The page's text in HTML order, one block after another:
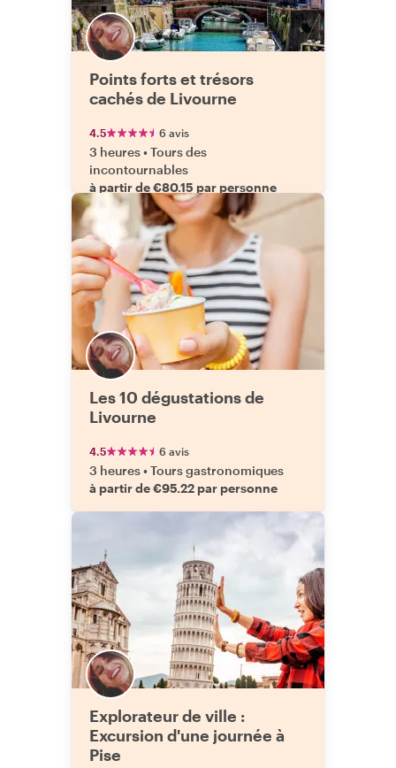
Points forts et trésors
cachés de Livourne
4.5 6 avis
3 heures•Tours des
incontournables
à partir de €80.15 par personne
Les 10 dégustations de
Livourne
4.5 6 avis
3 heures•Tours gastronomiques
à partir de €95.22 par personne
Explorateur de ville :
Excursion d'une journée à
Pise